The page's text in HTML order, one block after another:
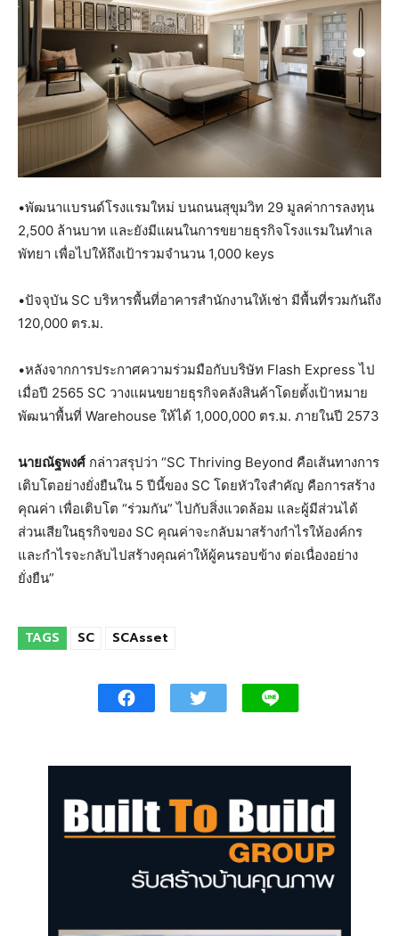
•พัฒนาแบรนด์โรงแรมใหม่ บนถนนสุขุมวิท 29 มูลค่าการลงทุน
2,500 ล้านบาท และยังมีแผนในการขยายธุรกิจโรงแรมในทำเล
พัทยา เพื่อไปให้ถึงเป้ารวมจำนวน 1,000 keys
•ปัจจุบัน SC บริหารพื้นที่อาคารสำนักงานให้เช่า มีพื้นที่รวมกันถึง
120,000 ตร.ม.
•หลังจากการประกาศความร่วมมือกับบริษัท Flash Express ไป
เมื่อปี 2565 SC วางแผนขยายธุรกิจคลังสินค้าโดยตั้งเป้าหมาย
พัฒนาพื้นที่ Warehouse ให้ได้ 1,000,000 ตร.ม. ภายในปี 2573
นายณัฐพงศ์ กล่าวสรุปว่า “SC Thriving Beyond คือเส้นทางการ
เติบโตอย่างยั่งยืนใน 5 ปีนี้ของ SC โดยหัวใจสำคัญ คือการสร้าง
คุณค่า เพื่อเติบโต “ร่วมกัน” ไปกับสิ่งแวดล้อม และผู้มีส่วนได้
ส่วนเสียในธุรกิจของ SC คุณค่าจะกลับมาสร้างกำไรให้องค์กร
และกำไรจะกลับไปสร้างคุณค่าให้ผู้คนรอบข้าง ต่อเนื่องอย่าง
ยั่งยืน”
TAGS SC SCAsset